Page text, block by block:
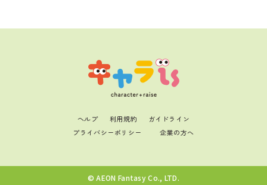
ヘルプ 利用規約
ガイドライン
プライバシーポリシー
企業の方へ
© AEON Fantasy Co., LTD.